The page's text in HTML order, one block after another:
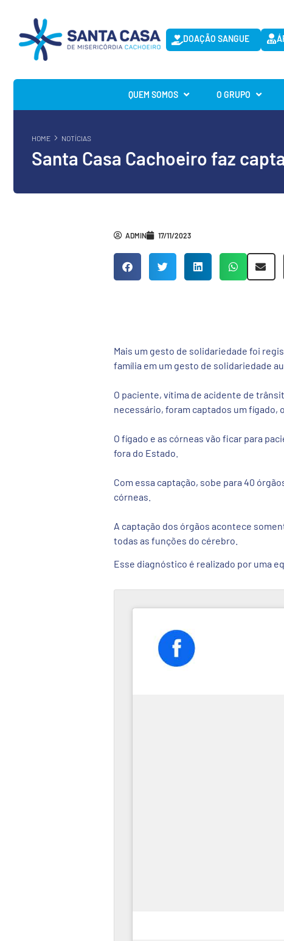
DOAÇÃO SANGUE
QUEM SOMOS O GRUPO
HOME NOTÍCIAS
Santa Casa Cachoeiro faz
ADMIN 17/11/2023
Mais um gesto de solidariedade foi
família em um gesto de solidariedade
O paciente, vítima de acidente de
necessário, foram captados um fígado,
O fígado e as córneas vão ficar para
fora do Estado.
Com essa captação, sobe para 40
córneas.
A captação dos órgãos acontece
todas as funções do cérebro.
Esse diagnóstico é realizado por uma